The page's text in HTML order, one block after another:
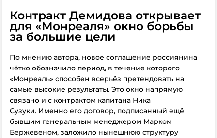
Контракт Демидова открывает
для «Монреаля» окно борьбы
за большие цели
По мнению автора, новое соглашение россиянина
чётко обозначило период, в течение которого
«Монреаль» способен всерьёз претендовать на
самые высокие результаты. Это окно напрямую
связано и с контрактом капитана Ника
Сузуки. Именно его договор, подписанный ещё
бывшим генеральным менеджером Марком
Бержевеном, заложило нынешнюю структуру